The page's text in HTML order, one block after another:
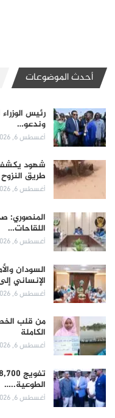
أحدث الموضوعات
رئيس
وندعو…
أغسطس 6, 2026
طريق
أغسطس 6, 2026
المنصوري:
اللقاحات…
أغسطس 6, 2026
السودان
الإنساني
أغسطس 6, 2026
من قلب
الكاملة
أغسطس 6, 2026
الطوعية..…
أغسطس 6, 2026